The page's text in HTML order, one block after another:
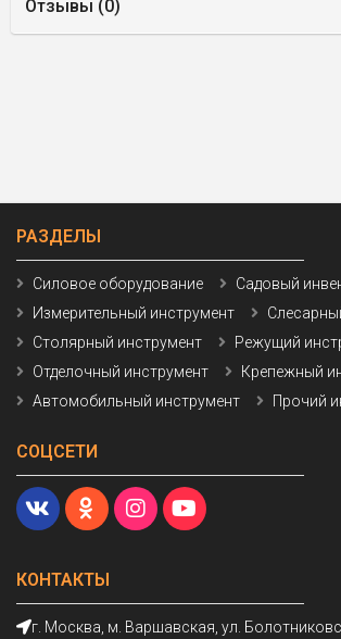
Отзывы (0)
КОНТАКТЫ
г. Москва, м. Варшавская, ул.
РАЗДЕЛЫ
Силовое оборудование
Садовый
Измерительный инструмент
Столярный инструмент
Режущий
Отделочный инструмент
Крепежный
Автомобильный инструмент
Прочий
СОЦСЕТИ